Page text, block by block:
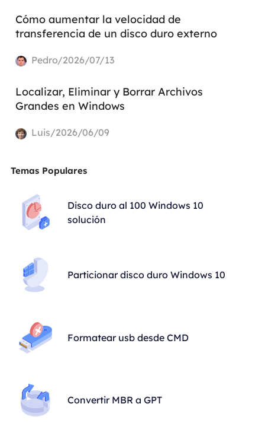
Cómo aumentar la velocidad de
transferencia de un disco duro externo
Pedro/2026/07/13
Localizar, Eliminar y Borrar Archivos
Grandes en Windows
Luis/2026/06/09
Temas Populares
Disco duro al 100 Windows 10
solución
Particionar disco duro Windows 10
Formatear usb desde CMD
Convertir MBR a GPT